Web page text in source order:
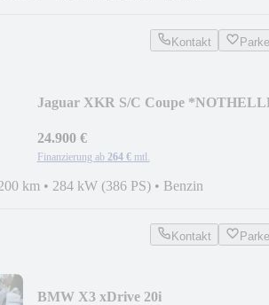
Kontakt
Jaguar XKR S/C Coupe
24.900 €
Finanzierung ab 264 € mtl.
km • 284 kW (386 PS) • Benzin
Kontakt
BMW X3 xDrive 20i